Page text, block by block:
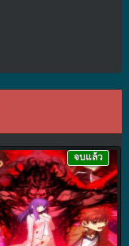
จบแล้ว